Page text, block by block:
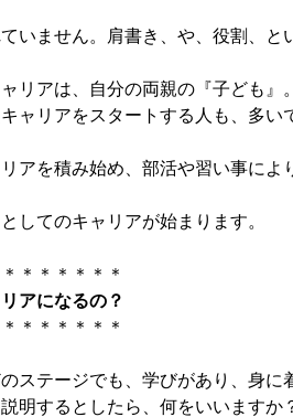
いません。肩書き、や、役割、と
リアは、自分の両親の『子ども』。
ャリアをスタートする人も、多い
アを積み始め、部活や習い事に
してのキャリアが始まります。
＊＊＊＊＊＊
アになるの？
＊＊＊＊＊＊
ステージでも、学びがあり、身に
明するとしたら、何をいいますか